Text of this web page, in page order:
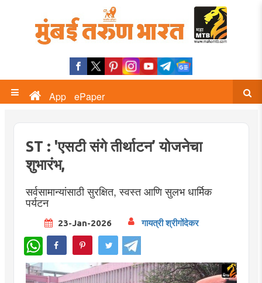
App ePaper
ST : 'एसटी संगे तीर्थाटन’ योजनेचा
शुभारंभ,
सर्वसामान्यांसाठी सुरक्षित, स्वस्त आणि सुलभ धार्मिक
पर्यटन
23-Jan-2026 गायत्री श्रीगोंदेकर
WhatsApp